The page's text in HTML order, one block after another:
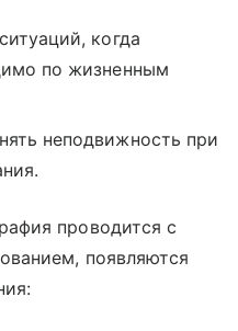
когда
по жизненным
неподвижность при
проводится с
появляются